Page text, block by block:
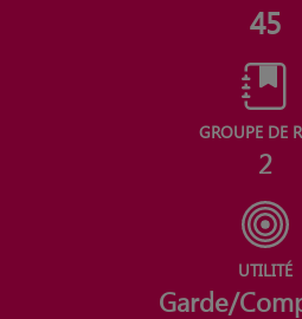
45
GROUPE DE
2
UTILITÉ
Garde/